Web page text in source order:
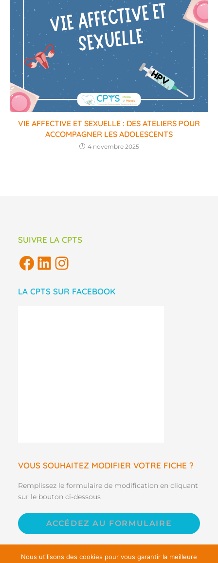
VIE AFFECTIVE ET SEXUELLE : DES ATELIERS POUR
ACCOMPAGNER LES ADOLESCENTS
4 novembre 2025
SUIVRE LA CPTS
LA CPTS SUR FACEBOOK
VOUS SOUHAITEZ MODIFIER VOTRE FICHE ?
Remplissez le formulaire de modification en cliquant
sur le bouton ci-dessous
ACCÉDEZ AU FORMULAIRE
Nous utilisons des cookies pour vous garantir la meilleure